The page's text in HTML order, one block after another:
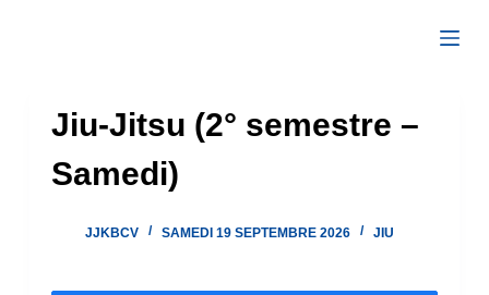
Jiu-Jitsu (2° semestre –
Samedi)
JJKBCV SAMEDI 19 SEPTEMBRE 2026 JIU